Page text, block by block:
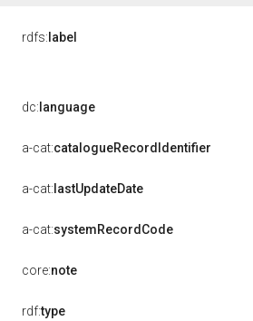
rdfs: label
dc: language
a-cat:catalogueRecordIdentifier
a-cat: lastUpdateDate
a-cat:systemRecordCode
core:note
rdf:type